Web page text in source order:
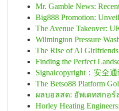
Mr. Gamble News:
Big888 Promotion:
The Avenue Takeover:
Wilmington Pressure
The Rise of AI
Finding the Perfect
Signalcopyright：安全
The Betso88 Platform
ผลบอลสด: อัพเดทสกอร์
Horley Heating